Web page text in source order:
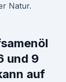
Natur.
und 9
auf